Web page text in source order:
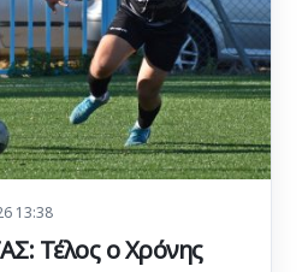
13:38
Τέλος ο Χρόνης